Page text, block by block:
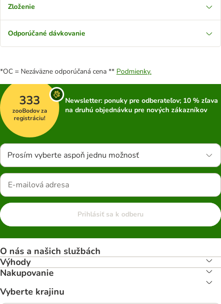
Zloženie
Odporúčané dávkovanie
*OC = Nezáväzne odporúčaná cena ** Podmienky.
333
zooBodov za
registráciu!
Newsletter: ponuky pre odberateľov; 10 % zľava
na druhú objednávku pre nových zákazníkov
Prosím vyberte aspoň jednu možnosť
Prihlásiť sa k odberu
O nás a našich službách
Výhody
Nakupovanie
Vyberte krajinu